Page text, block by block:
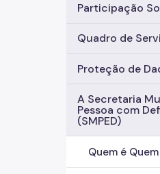
Participação
Quadro de
Proteção de
A Secretaria
Pessoa com
(SMPED)
Quem é